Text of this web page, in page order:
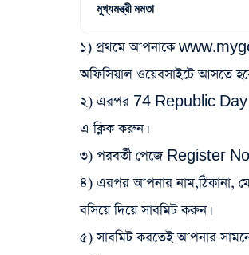
মুখ্যমন্ত্রী মমতা
১) প্রথমে আপনাকে
অফিসিয়াল ওয়েবসাইটে আসতে
২) এরপর 74 Republic
এ ক্লিক করুন।
৩) পরবর্তী পেজে Register
৪) এরপর আপনার নাম,ঠিকানা,
বসিয়ে দিয়ে সাবমিট করুন।
৫) সাবমিট করতেই আপনার